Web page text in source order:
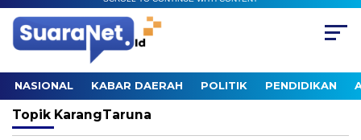
NASIONAL KABAR DAERAH POLITIK PENDIDIKAN
Topik KarangTaruna